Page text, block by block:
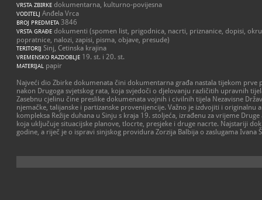
VRSTA ZBIRKE dokumentarna, kulturno-povijesna
VODITELJ Anđela Vrca
BROJ PREDMETA 3846
VRSTA GRAĐE dokumenti (spomen list, prigodnica, nacrti, priznanice, dopisi,
popratnice, nalozi, zapisi, pisma, objave, presude)
TERITORIJ Sinj, Cetinska krajina
VREMENSKO RAZDOBLJE 19. st. i 20. st.
MATERIJAL papir
Najveći dio Zbirke dokumenata čini dokumentarna građa nastala tijekom prve
nakon Drugoga svjetskog rata, koja svjedoči o djelovanju različitih upravnih
Zasebnu cjelinu čine preslike dokumenata vojnih i civilnih tijela Nezavisne
njemačke, talijanske i partizanske provenijencije. Važno je izdvojiti i originalnu
kompleksa Režije duhana u Sinju s kraja 19. stoljeća, izrađenu za vrijeme
koja uključuje situacijske planove, tlocrte, presjeke i druge nacrte. Najstariji
godine, a riječ je o ispravi sinjskog providura Zorzija Balbija o zaslugama Ivana